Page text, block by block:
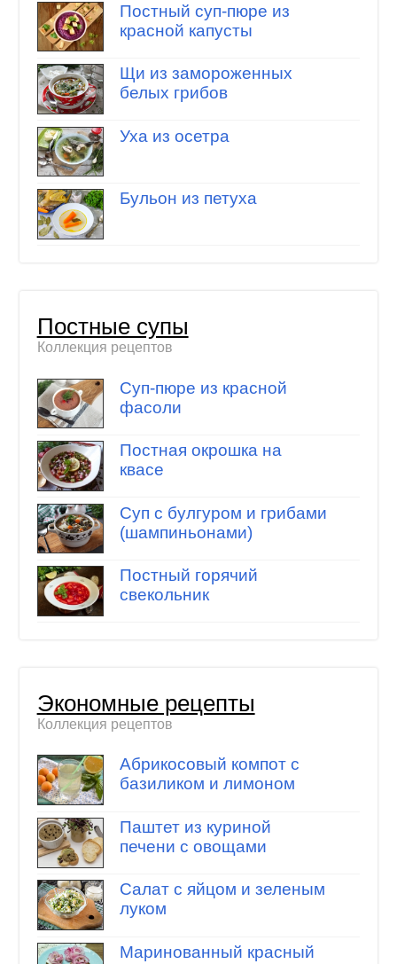
Постный суп-пюре из
красной капусты
Щи из замороженных
белых грибов
Уха из осетра
Бульон из петуха
Постные супы
Коллекция рецептов
Суп-пюре из красной
фасоли
Постная окрошка на
квасе
Суп с булгуром и грибами
(шампиньонами)
Постный горячий
свекольник
Экономные рецепты
Коллекция рецептов
Абрикосовый компот с
базиликом и лимоном
Паштет из куриной
печени с овощами
Салат с яйцом и зеленым
луком
Маринованный красный